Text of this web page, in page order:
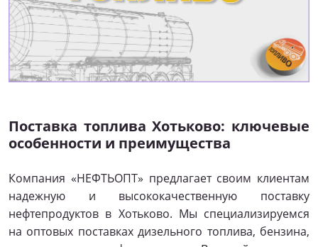
Поставка топлива Хотьково: ключевые
особенности и преимущества
Компания «НЕФТЬОПТ» предлагает своим клиентам
надежную и высококачественную поставку
нефтепродуктов в Хотьково. Мы специализируемся
на оптовых поставках дизельного топлива, бензина,